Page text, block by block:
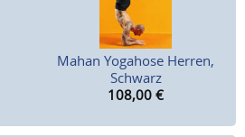
Mahan Yogahose Herren,
Schwarz
108,00 €